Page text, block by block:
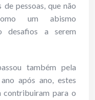
pessoas, que não
um abismo
desafios a serem
também pela
após ano, estes
contribuiram para o